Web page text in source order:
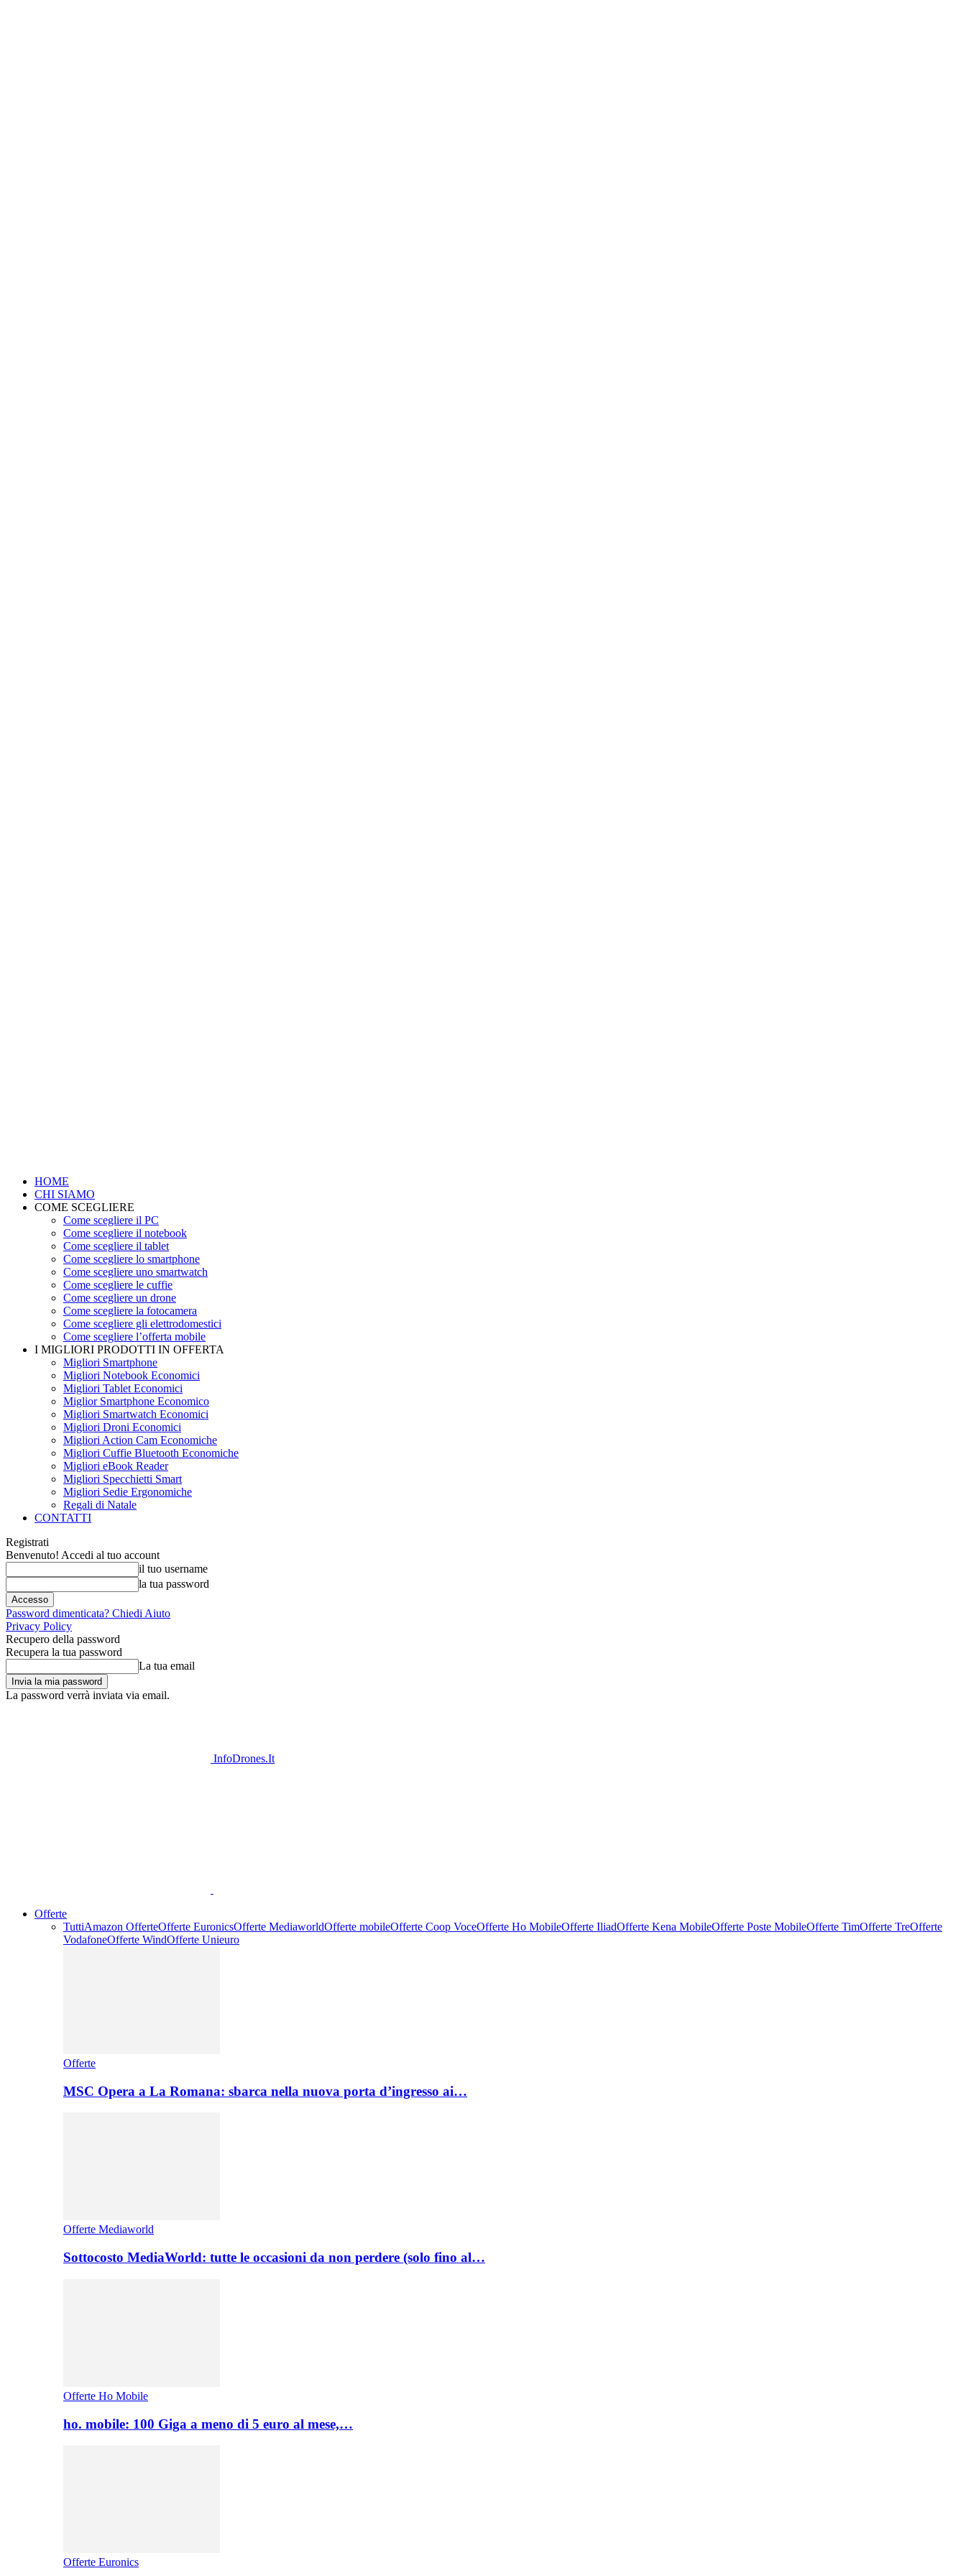
HOME
CHI SIAMO
COME SCEGLIERE
Come scegliere il PC
Come scegliere il notebook
Come scegliere il tablet
Come scegliere lo smartphone
Come scegliere uno smartwatch
Come scegliere le cuffie
Come scegliere un drone
Come scegliere la fotocamera
Come scegliere gli elettrodomestici
Come scegliere l’offerta mobile
I MIGLIORI PRODOTTI IN OFFERTA
Migliori Smartphone
Migliori Notebook Economici
Migliori Tablet Economici
Miglior Smartphone Economico
Migliori Smartwatch Economici
Migliori Droni Economici
Migliori Action Cam Economiche
Migliori Cuffie Bluetooth Economiche
Migliori eBook Reader
Migliori Specchietti Smart
Migliori Sedie Ergonomiche
Regali di Natale
CONTATTI
Registrati
Benvenuto! Accedi al tuo account
il tuo username
la tua password
Password dimenticata? Chiedi Aiuto
Privacy Policy
Recupero della password
Recupera la tua password
La tua email
La password verrà inviata via email.
InfoDrones.It
Offerte
TuttiAmazon OfferteOfferte EuronicsOfferte MediaworldOfferte mobileOfferte Coop VoceOfferte Ho MobileOfferte IliadOfferte Kena MobileOfferte Poste MobileOfferte TimOfferte TreOfferte
VodafoneOfferte WindOfferte Unieuro
Offerte
MSC Opera a La Romana: sbarca nella nuova porta d’ingresso ai…
Offerte Mediaworld
Sottocosto MediaWorld: tutte le occasioni da non perdere (solo fino al…
Offerte Ho Mobile
ho. mobile: 100 Giga a meno di 5 euro al mese,…
Offerte Euronics